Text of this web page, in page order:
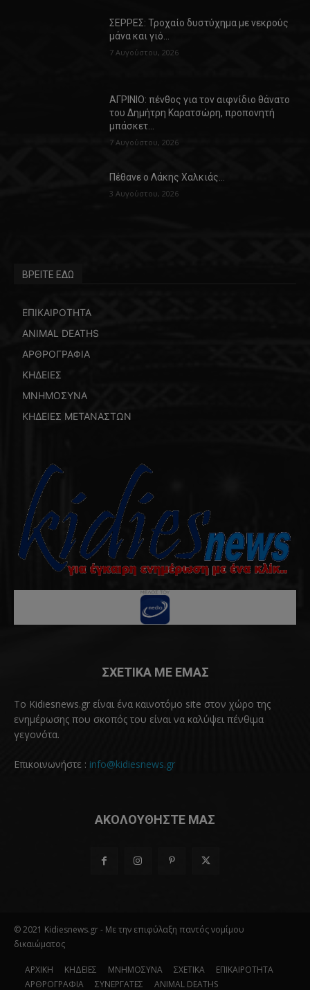
ΣΕΡΡΕΣ: Τροχαίο δυστύχημα με νεκρούς
μάνα και γιό…
7 Αυγούστου, 2026
ΑΓΡΙΝΙΟ: πένθος για τον αιφνίδιο θάνατο
του Δημήτρη Καρατσώρη, προπονητή
μπάσκετ…
7 Αυγούστου, 2026
Πέθανε ο Λάκης Χαλκιάς…
3 Αυγούστου, 2026
ΒΡΕΙΤΕ ΕΔΩ
ΕΠΙΚΑΙΡΟΤΗΤΑ
ANIMAL DEATHS
ΑΡΘΡΟΓΡΑΦΙΑ
ΚΗΔΕΙΕΣ
ΜΝΗΜΟΣΥΝΑ
ΚΗΔΕΙΕΣ ΜΕΤΑΝΑΣΤΩΝ
ΣΧΕΤΙΚΑ ΜΕ ΕΜΑΣ
Το Kidiesnews.gr είναι ένα καινοτόμο site στον χώρο της
ενημέρωσης που σκοπός του είναι να καλύψει πένθιμα
γεγονότα.
Επικοινωνήστε : info@kidiesnews.gr
ΑΚΟΛΟΥΘΗΣΤΕ ΜΑΣ
© 2021 Kidiesnews.gr - Με την επιφύλαξη παντός νομίμου
δικαιώματος
ΑΡΧΙΚΗ ΚΗΔΕΙΕΣ ΜΝΗΜΟΣΥΝΑ ΣΧΕΤΙΚΑ
ΕΠΙΚΑΙΡΟΤΗΤΑ
ΑΡΘΡΟΓΡΑΦΙΑ
ΣΥΝΕΡΓΑΤΕΣ ANIMAL DEATHS